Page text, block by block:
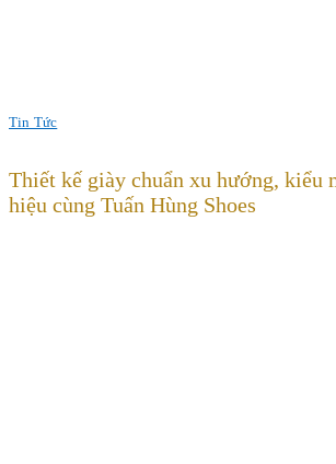
Tin Tức
Thiết kế giày chuẩn xu hướng, kiểu
hiệu cùng Tuấn Hùng Shoes